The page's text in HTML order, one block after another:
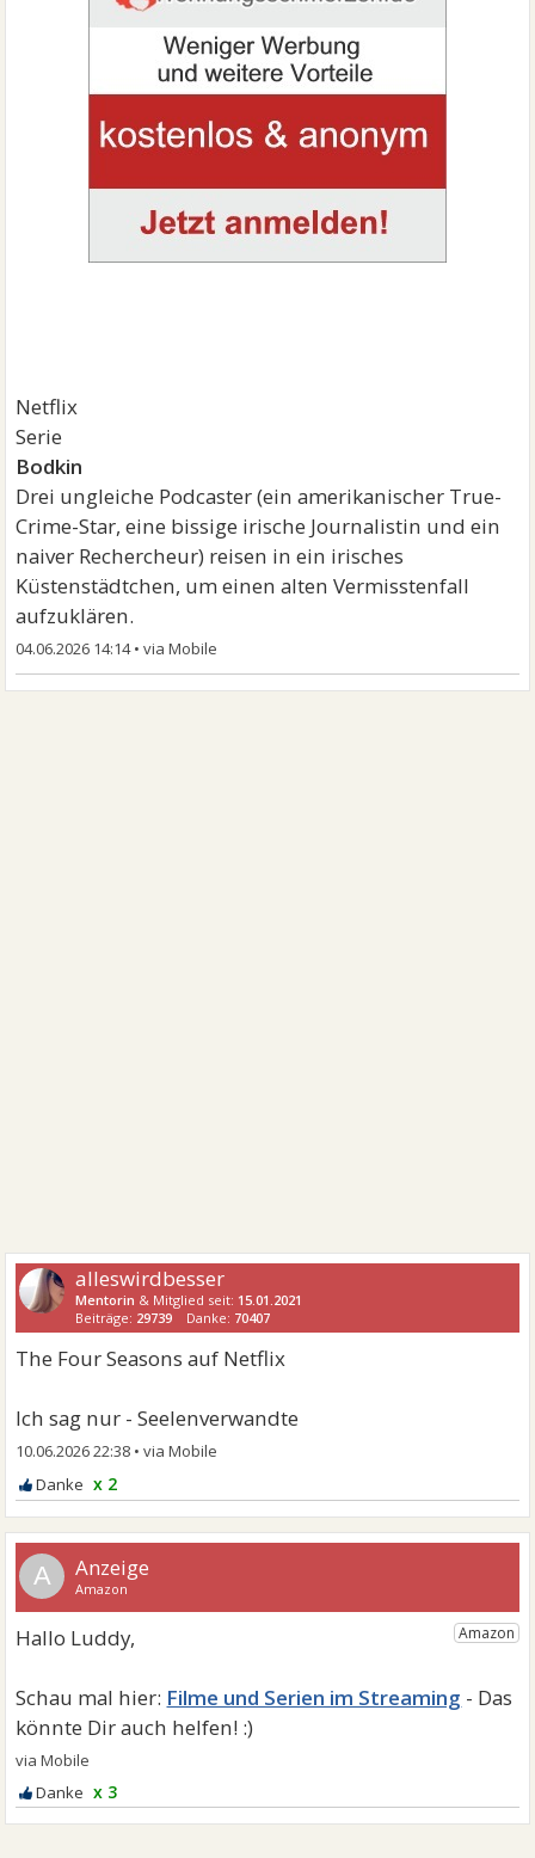
Netflix
Serie
Bodkin
Drei ungleiche Podcaster (ein amerikanischer True-
Crime-Star, eine bissige irische Journalistin und ein
naiver Rechercheur) reisen in ein irisches
Küstenstädtchen, um einen alten Vermisstenfall
aufzuklären.
04.06.2026 14:14•
alleswirdbesser
Mentorin & Mitglied seit: 15.01.2021
Beiträge: 29739 Danke: 70407
The Four Seasons auf Netflix
Ich sag nur - Seelenverwandte
10.06.2026 22:38 •
x 2
A
Filme und Serien im Streaming
x 3